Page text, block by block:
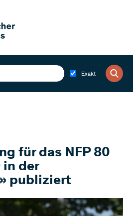
Exakt
für das NFP 80
in der
publiziert